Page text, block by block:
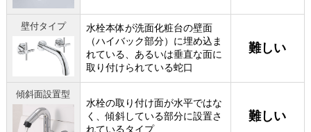
壁付タイプ
水栓本体が洗面化粧台の壁面
（ハイバック部分）に埋め込ま
れている、あるいは垂直な面に
取り付けられている蛇口
難しい
傾斜面設置型
水栓の取り付け面が水平ではな
く、傾斜している部分に設置さ
れているタイプ
難しい